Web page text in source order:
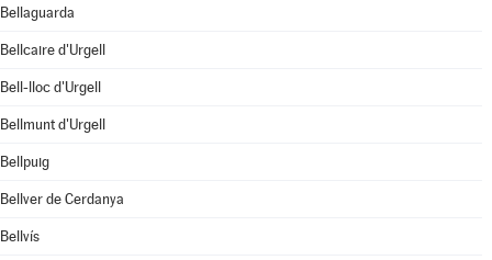
Bellaguarda
Bellcaire d'Urgell
Bell-lloc d'Urgell
Bellmunt d'Urgell
Bellpuig
Bellver de Cerdanya
Bellvís